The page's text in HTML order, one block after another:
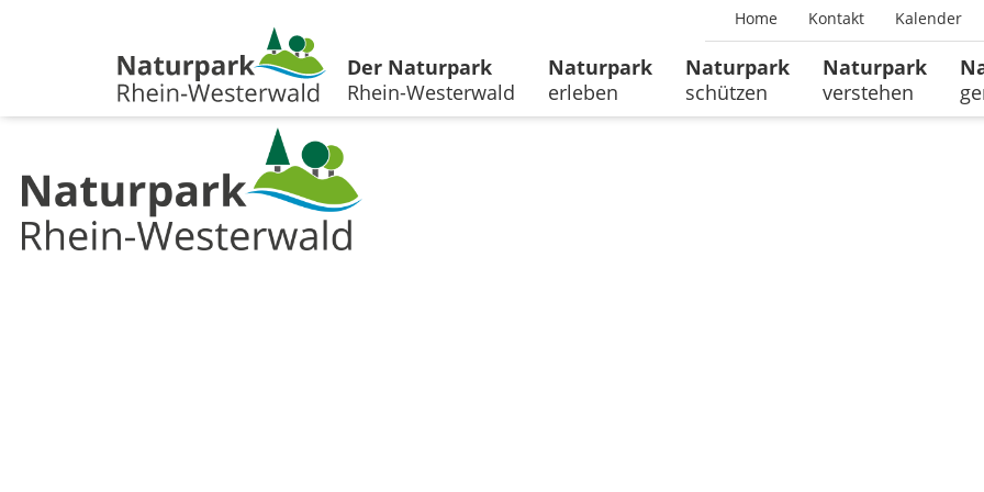
Home Kontakt Kalender
Der Naturpark
Rhein-Westerwald
Naturpark
erleben
Naturpark
schützen
Naturpark
verstehen